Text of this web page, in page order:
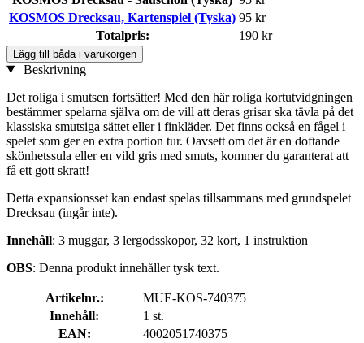
KOSMOS Drecksau, Kartenspiel (Tyska) 95 kr
Totalpris:
190 kr
Lägg till båda i varukorgen
Beskrivning
Det roliga i smutsen fortsätter! Med den här roliga kortutvidgningen
bestämmer spelarna själva om de vill att deras grisar ska tävla på det
klassiska smutsiga sättet eller i finkläder. Det finns också en fågel i
spelet som ger en extra portion tur. Oavsett om det är en doftande
skönhetssula eller en vild gris med smuts, kommer du garanterat att
få ett gott skratt!
Detta expansionsset kan endast spelas tillsammans med grundspelet
Drecksau (ingår inte).
Innehåll: 3 muggar, 3 lergodsskopor, 32 kort, 1 instruktion
OBS: Denna produkt innehåller tysk text.
Artikelnr.:
MUE-KOS-740375
Innehåll:
1 st.
EAN:
4002051740375